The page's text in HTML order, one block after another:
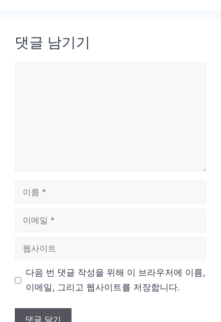
댓글 남기기
다음 번 댓글 작성을 위해 이 브라우저에 이름,
이메일, 그리고 웹사이트를 저장합니다.